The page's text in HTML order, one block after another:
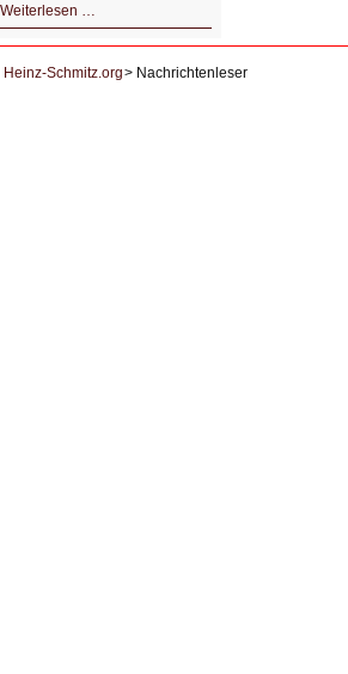
Weiterlesen …
Der
KI
Heinz-Schmitz.org Nachrichtenleser